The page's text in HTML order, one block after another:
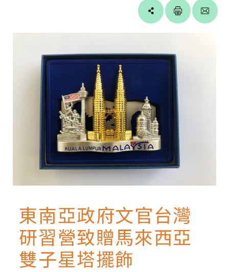
facebook
Line
twitter
東南亞政府文官台灣
研習營致贈馬來西亞
雙子星塔擺飾